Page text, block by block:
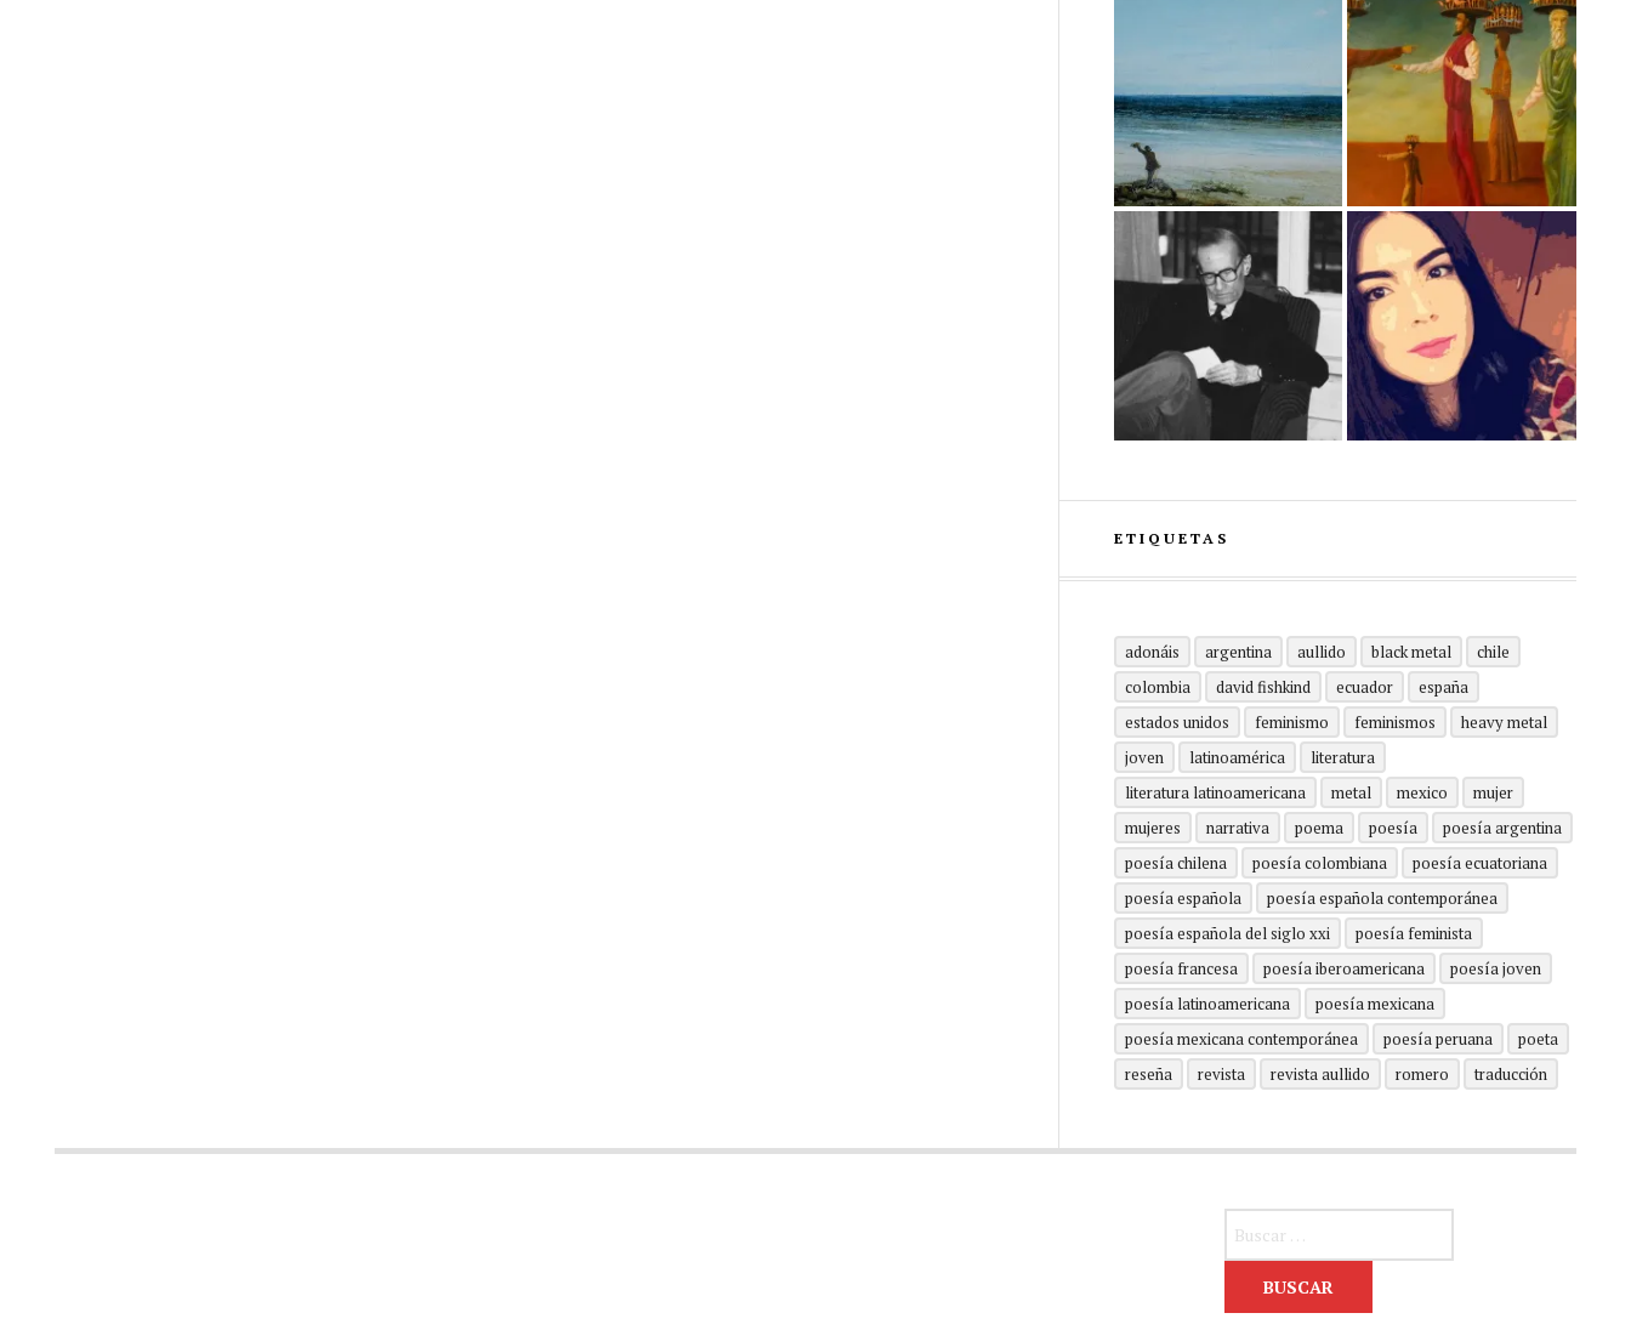
ETIQUETAS
adonáis argentina aullido black metal
chile
colombia
david fishkind ecuador
españa
estados unidos
feminismo feminismos
heavy metal
joven
latinoamérica
literatura
literatura latinoamericana
metal mexico
mujer
mujeres
narrativa poema poesía
poesía argentina
poesía chilena
poesía colombiana
poesía ecuatoriana
poesía española
poesía española contemporánea
poesía española del siglo xxi
poesía feminista
poesía francesa
poesía iberoamericana
poesía joven
poesía latinoamericana
poesía mexicana
poesía mexicana contemporánea
poesía peruana
poeta
reseña
revista revista aullido romero traducción